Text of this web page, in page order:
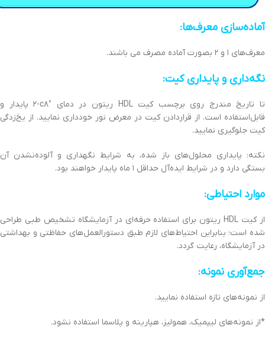
آماده‌سازی معرف‌ها:
معرف‌های ١ و ٢ بصورت آماده مصرف می‌ باشند.
نگه‌داری و پایداری‌ کیت‌:
تا تاریخ‌ مندرج روی‌ برچسب کیت HDL ریتون در دمای‌ °c٨-٢ پایدار و
قابل‌استفاده است. از قراردادن کیت‌ در معرض نور خودداری‌ نمایید. از یخ‌زدگی
کیت‌ جلوگیری‌ نمایید.
نکته‌: پایداری‌ محلول‌های باز شده، به‌ شرایط‌ نگهداری‌ و آلوده‌نشدن آن
بستگی‌ دارد و در شرایط‌ ایده‌آل حداقل‌ ١ ماه پایدار خواهند بود.
موارد احتیاطی‌:
از کیت HDL ریتون برای‌ استفاده حرفه‌ای در آزمایشگاه تشخیص‌ طبی‌ طراحی‌
شده است‌؛ بنابراین‌ احتیاط‌های لازم طبق‌ دستورالعمل‌های حفاظتی‌ و بهداشتی‌
در آزمایشگاه، رعایت‌ گردد.
جمع‌آوری نمونه‌:
از نمونه‌های تازه استفاده نمایید.
*از نمونه‌های لیپمیک‌، همولیز، هپارینه‌ و پلاسما استفاده نشود.